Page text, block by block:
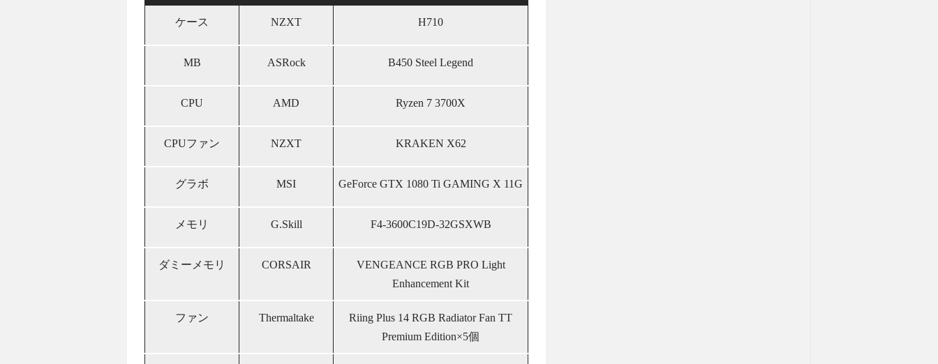
ケース NZXT H710
MB ASRock B450 Steel Legend
CPU AMD Ryzen 7 3700X
CPUファン NZXT KRAKEN X62
グラボ MSI GeForce GTX 1080 Ti GAMING X 11G
メモリ G.Skill F4-3600C19D-32GSXWB
ダミーメモリ CORSAIR
VENGEANCE RGB PRO Light
Enhancement Kit
ファン Thermaltake
Riing Plus 14 RGB Radiator Fan TT
Premium Edition×5個